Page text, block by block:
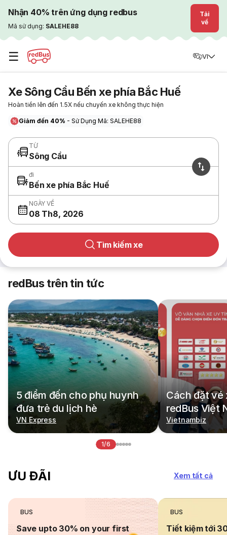
Nhận 40% trên ứng dụng redbus
Mã sử dụng: SALEHE88
Tải
về
☰ VI
Xe Sông Cầu Bến xe phía Bắc Huế
Hoàn tiền lên đến 1.5X nếu chuyến xe không thực hiện
Giảm đến 40% - Sử Dụng Mã: SALEHE88
TỪ
Sông Cầu
đi
Bến xe phía Bắc Huế
NGÀY VỀ
08 Th8, 2026
Tìm kiếm xe
redBus trên tin tức
5 điểm đến cho phụ huynh
đưa trẻ du lịch hè
VN Express
Cách đặt vé
redBus Việt
Vietnambiz
1/6
ƯU ĐÃI Xem tất cả
BUS
Save upto 30% on your first
BUS
Tiết kiệm tới